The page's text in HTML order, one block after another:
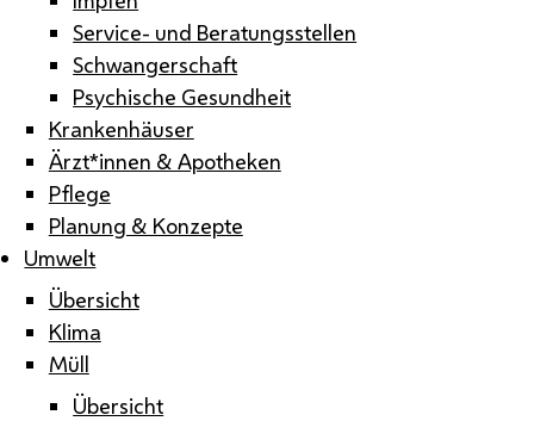
Service- und Beratungsstellen
Schwangerschaft
Psychische Gesundheit
Krankenhäuser
Ärzt*innen & Apotheken
Pflege
Planung & Konzepte
Umwelt
Übersicht
Klima
Müll
Übersicht